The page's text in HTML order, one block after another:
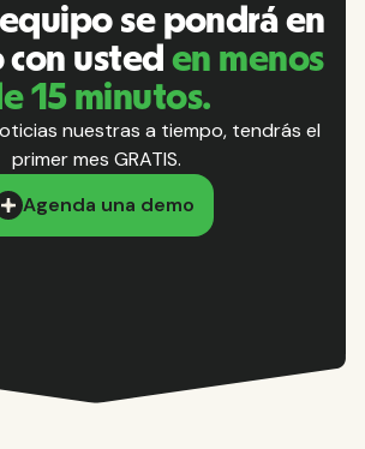
se pondrá en
con usteden menos
15 minutos.
nuestras a tiempo, tendrás el
primer mes GRATIS.
Agenda una demo